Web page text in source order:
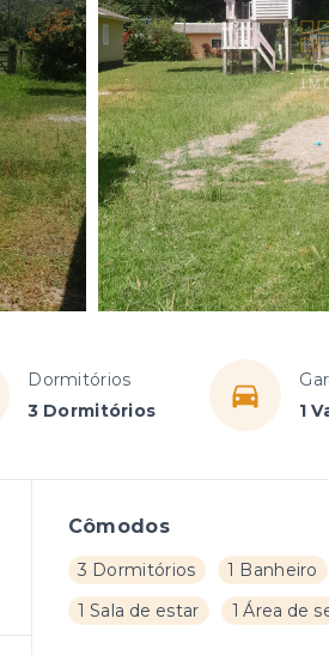
Dormitórios
3 Dormitórios
1
Cômodos
3 Dormitórios 1 Banheiro
1 Sala de estar
1 Área de